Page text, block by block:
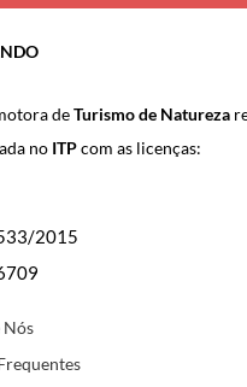
deTurismo de Natureza
no ITPcom as licenças:
2015
Nós